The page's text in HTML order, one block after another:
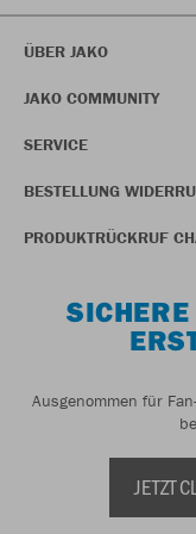
ÜBER JAKO
JAKO COMMUNITY
SERVICE
BESTELLUNG
PRODUKTRÜCKRUF
Ausgenommen für
JETZT